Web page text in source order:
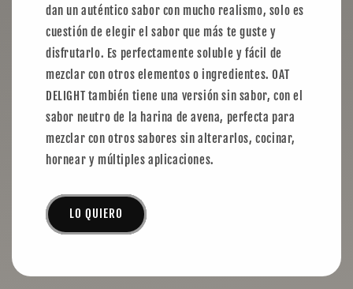
dan un auténtico sabor con mucho realismo, solo es
cuestión de elegir el sabor que más te guste y
disfrutarlo. Es perfectamente soluble y fácil de
mezclar con otros elementos o ingredientes. OAT
DELIGHT también tiene una versión sin sabor, con el
sabor neutro de la harina de avena, perfecta para
mezclar con otros sabores sin alterarlos, cocinar,
hornear y múltiples aplicaciones.
LO QUIERO